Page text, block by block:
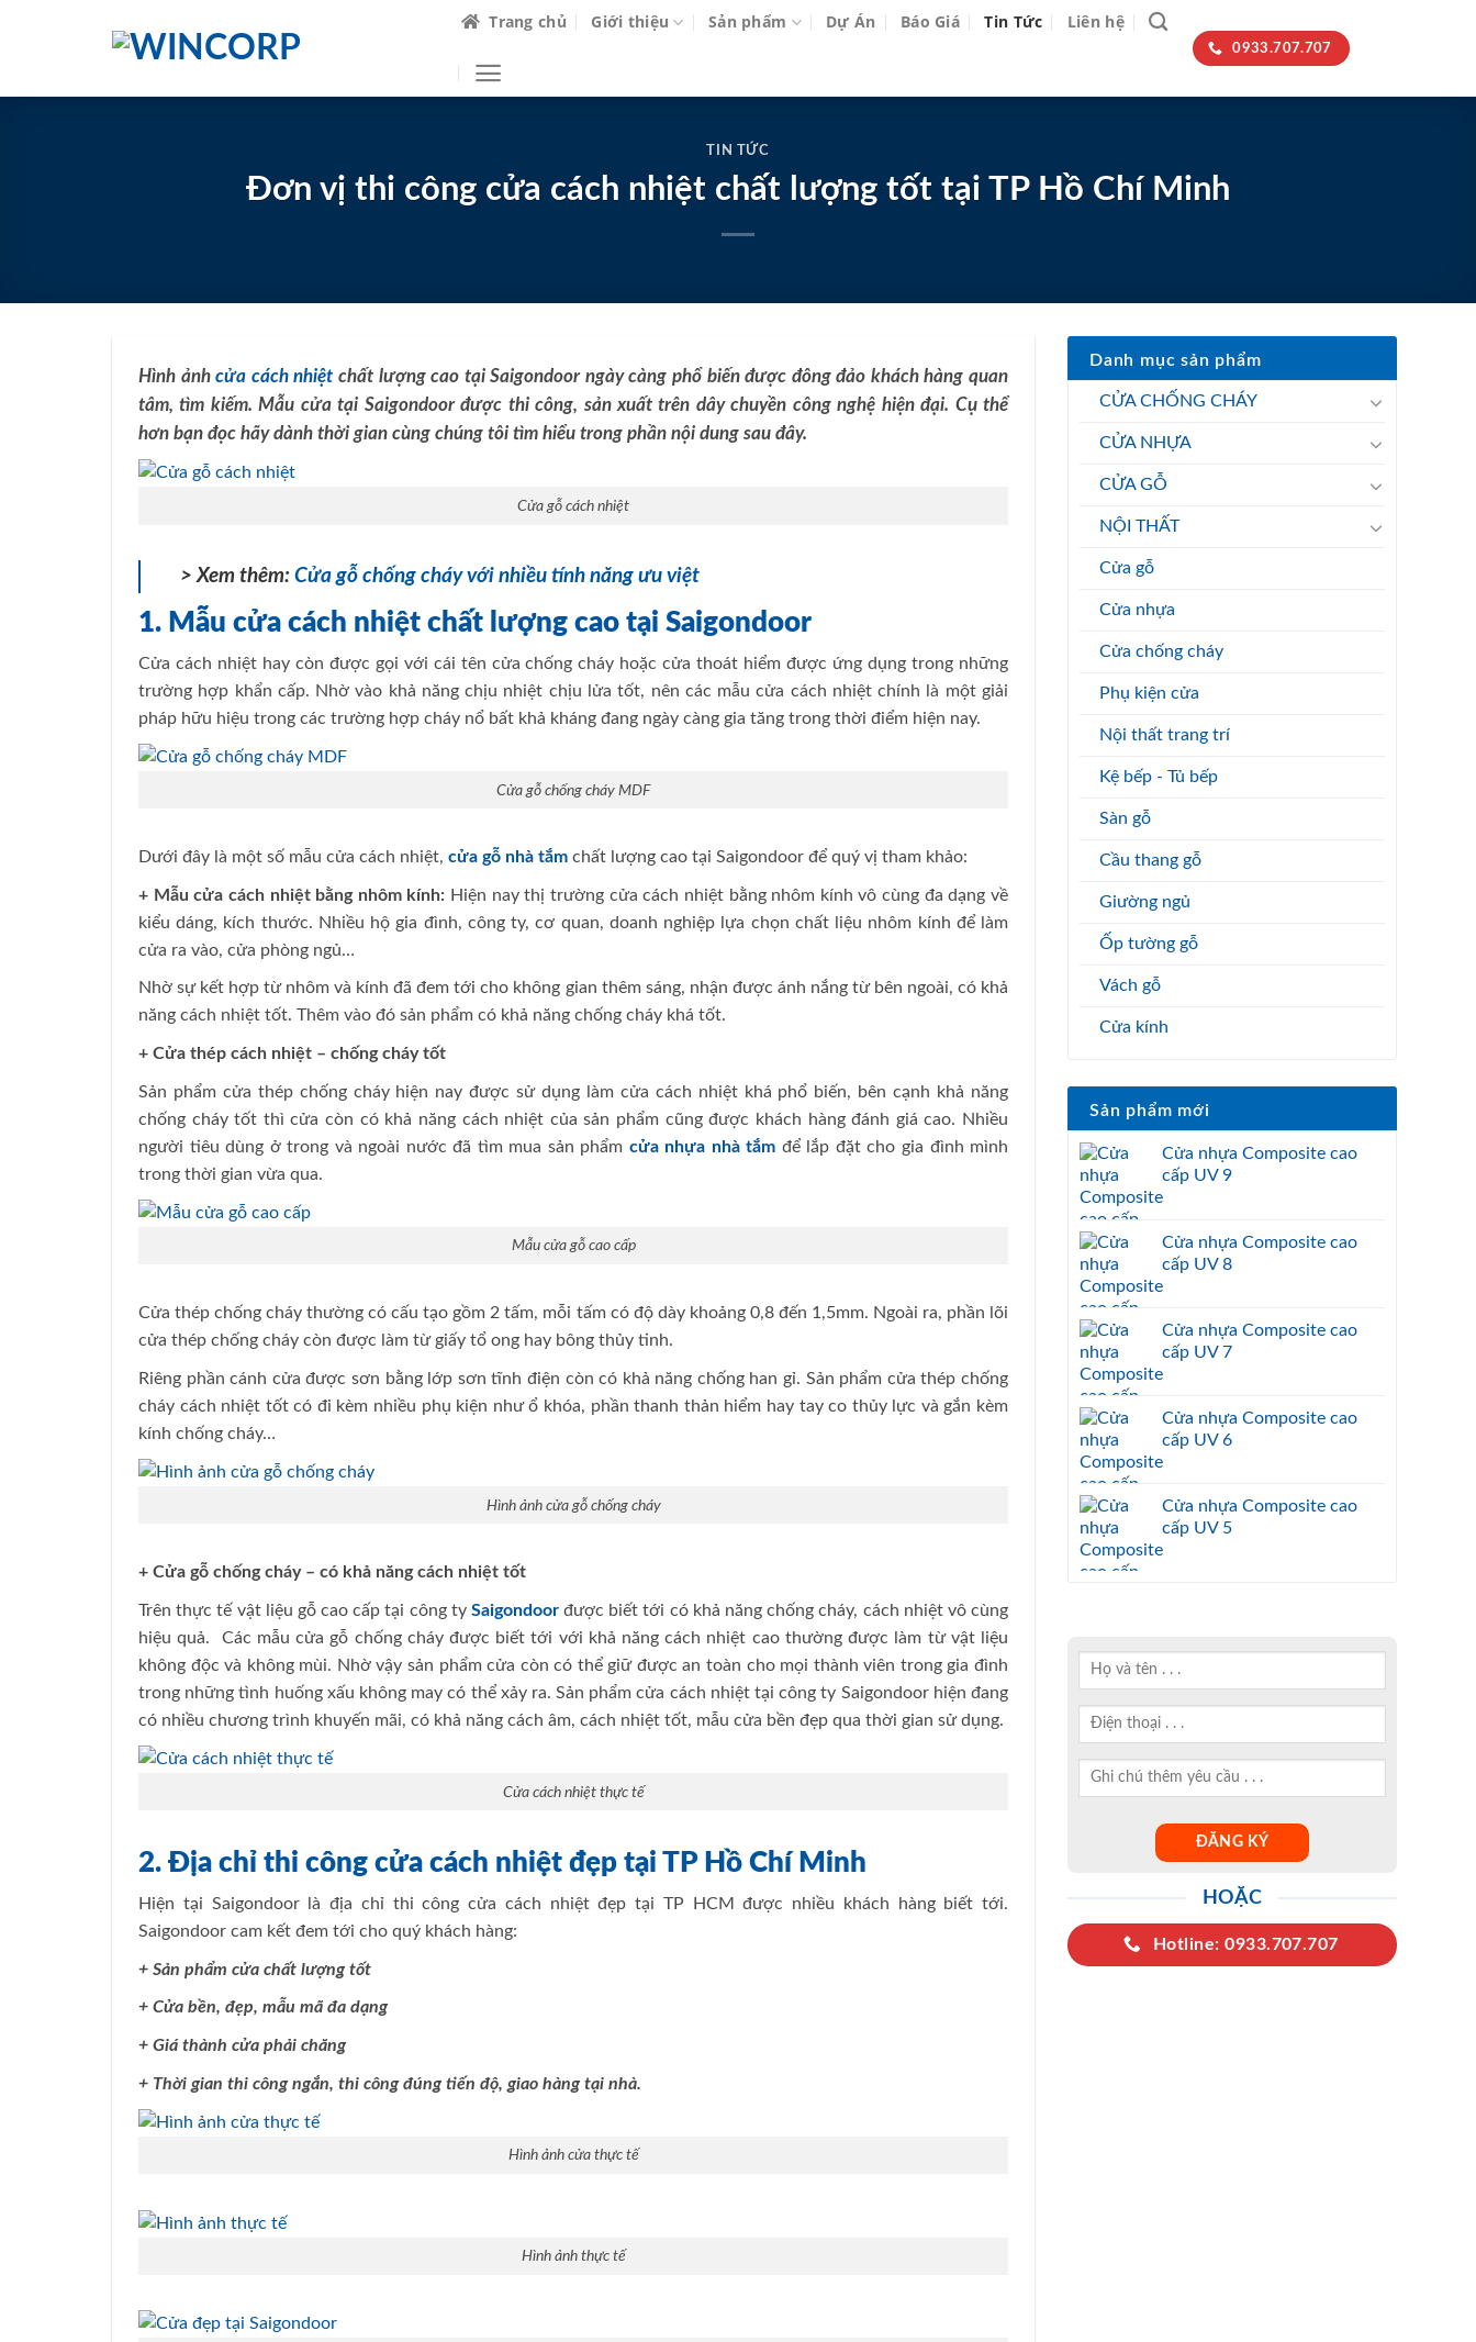
Trang chủ Giới thiệu Sản phẩm Dự Án Báo Giá Tin Tức Liên hệ
0933.707.707
TIN TỨC
Đơn vị thi công cửa cách nhiệt chất lượng tốt tại TP Hồ Chí Minh
Hình ảnhcửa cách nhiệt chất lượng cao tại Saigondoor ngày càng phổ biến được đông đảo khách hàng quan
tâm, tìm kiếm. Mẫu cửa tại Saigondoor được thi công, sản xuất trên dây chuyền công nghệ hiện đại. Cụ thể
hơn bạn đọc hãy dành thời gian cùng chúng tôi tìm hiểu trong phần nội dung sau đây.
Cửa gỗ cách nhiệt
> Xem thêm: Cửa gỗ chống cháy với nhiều tính năng ưu việt
1. Mẫu cửa cách nhiệt chất lượng cao tại Saigondoor
Cửa cách nhiệt hay còn được gọi với cái tên cửa chống cháy hoặc cửa thoát hiểm được ứng dụng trong những
trường hợp khẩn cấp. Nhờ vào khả năng chịu nhiệt chịu lửa tốt, nên các mẫu cửa cách nhiệt chính là một giải
pháp hữu hiệu trong các trường hợp cháy nổ bất khả kháng đang ngày càng gia tăng trong thời điểm hiện nay.
Cửa gỗ chống cháy MDF
Dưới đây là một số mẫu cửa cách nhiệt, cửa gỗ nhà tắm chất lượng cao tại Saigondoor để quý vị tham khảo:
+ Mẫu cửa cách nhiệt bằng nhôm kính: Hiện nay thị trường cửa cách nhiệt bằng nhôm kính vô cùng đa dạng về
kiểu dáng, kích thước. Nhiều hộ gia đình, công ty, cơ quan, doanh nghiệp lựa chọn chất liệu nhôm kính để làm
cửa ra vào, cửa phòng ngủ…
Nhờ sự kết hợp từ nhôm và kính đã đem tới cho không gian thêm sáng, nhận được ánh nắng từ bên ngoài, có khả
năng cách nhiệt tốt. Thêm vào đó sản phẩm có khả năng chống cháy khá tốt.
+ Cửa thép cách nhiệt – chống cháy tốt
Sản phẩm cửa thép chống cháy hiện nay được sử dụng làm cửa cách nhiệt khá phổ biến, bên cạnh khả năng
chống cháy tốt thì cửa còn có khả năng cách nhiệt của sản phẩm cũng được khách hàng đánh giá cao. Nhiều
người tiêu dùng ở trong và ngoài nước đã tìm mua sản phẩm cửa nhựa nhà tắm để lắp đặt cho gia đình mình
trong thời gian vừa qua.
Mẫu cửa gỗ cao cấp
Cửa thép chống cháy thường có cấu tạo gồm 2 tấm, mỗi tấm có độ dày khoảng 0,8 đến 1,5mm. Ngoài ra, phần lõi
cửa thép chống cháy còn được làm từ giấy tổ ong hay bông thủy tinh.
Riêng phần cánh cửa được sơn bằng lớp sơn tĩnh điện còn có khả năng chống han gỉ. Sản phẩm cửa thép chống
cháy cách nhiệt tốt có đi kèm nhiều phụ kiện như ổ khóa, phần thanh thản hiểm hay tay co thủy lực và gắn kèm
kính chống cháy…
Hình ảnh cửa gỗ chống cháy
+ Cửa gỗ chống cháy – có khả năng cách nhiệt tốt
Trên thực tế vật liệu gỗ cao cấp tại công ty Saigondoor được biết tới có khả năng chống cháy, cách nhiệt vô cùng
hiệu quả. Các mẫu cửa gỗ chống cháy được biết tới với khả năng cách nhiệt cao thường được làm từ vật liệu
không độc và không mùi. Nhờ vậy sản phẩm cửa còn có thể giữ được an toàn cho mọi thành viên trong gia đình
trong những tình huống xấu không may có thể xảy ra. Sản phẩm cửa cách nhiệt tại công ty Saigondoor hiện đang
có nhiều chương trình khuyến mãi, có khả năng cách âm, cách nhiệt tốt, mẫu cửa bền đẹp qua thời gian sử dụng.
Cửa cách nhiệt thực tế
2. Địa chỉ thi công cửa cách nhiệt đẹp tại TP Hồ Chí Minh
Hiện tại Saigondoor là địa chỉ thi công cửa cách nhiệt đẹp tại TP HCM được nhiều khách hàng biết tới.
Saigondoor cam kết đem tới cho quý khách hàng:
+ Sản phẩm cửa chất lượng tốt
+ Cửa bền, đẹp, mẫu mã đa dạng
+ Giá thành cửa phải chăng
+ Thời gian thi công ngắn, thi công đúng tiến độ, giao hàng tại nhà.
Hình ảnh cửa thực tế
Hình ảnh thực tế
Danh mục sản phẩm
CỬA CHỐNG CHÁY
CỬA NHỰA
CỬA GỖ
NỘI THẤT
Cửa gỗ
Cửa nhựa
Cửa chống cháy
Phụ kiện cửa
Nội thất trang trí
Kệ bếp - Tủ bếp
Sàn gỗ
Cầu thang gỗ
Giường ngủ
Ốp tường gỗ
Vách gỗ
Cửa kính
Sản phẩm mới
Cửa nhựa Composite cao
cấp UV 9
Cửa nhựa Composite cao
cấp UV 8
Cửa nhựa Composite cao
cấp UV 7
Cửa nhựa Composite cao
cấp UV 6
Cửa nhựa Composite cao
cấp UV 5
HOẶC
Hotline: 0933.707.707